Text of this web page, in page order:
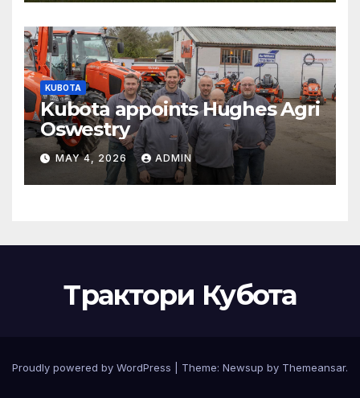
KUBOTA
Kubota appoints Hughes Agri
Oswestry
MAY 4, 2026 ADMIN
Трактори Кубота
Proudly powered by WordPress Theme: Newsup by Themeansar.